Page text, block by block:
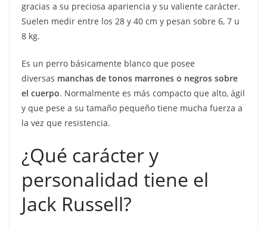
gracias a su preciosa apariencia y su valiente carácter.
Suelen medir entre los 28 y 40 cm y pesan sobre 6, 7 u
8 kg.
Es un perro básicamente blanco que posee
diversas manchas de tonos marrones o negros sobre
el cuerpo. Normalmente es más compacto que alto, ágil
y que pese a su tamaño pequeño tiene mucha fuerza a
la vez que resistencia.
¿Qué carácter y
personalidad tiene el
Jack Russell?